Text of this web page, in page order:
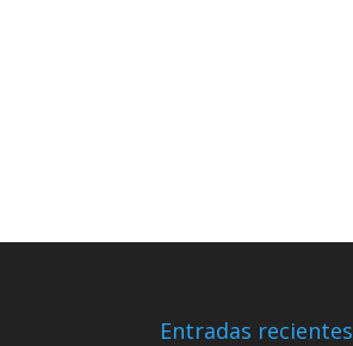
Entradas recientes